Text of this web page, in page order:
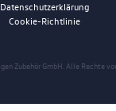
Zubehör GmbH. Alle Rechte
Datenschutzerklärung
Cookie-Richtlinie